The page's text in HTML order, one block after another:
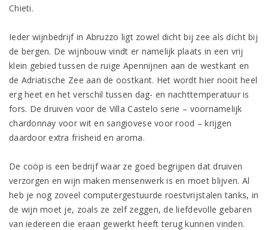
Chieti.
Ieder wijnbedrijf in Abruzzo ligt zowel dicht bij zee als dicht bij
de bergen. De wijnbouw vindt er namelijk plaats in een vrij
klein gebied tussen de ruige Apennijnen aan de westkant en
de Adriatische Zee aan de oostkant. Het wordt hier nooit heel
erg heet en het verschil tussen dag- en nachttemperatuur is
fors. De druiven voor de Villa Castelo serie – voornamelijk
chardonnay voor wit en sangiovese voor rood – krijgen
daardoor extra frisheid en aroma.
De coöp is een bedrijf waar ze goed begrijpen dat druiven
verzorgen en wijn maken mensenwerk is en moet blijven. Al
heb je nog zoveel computergestuurde roestvrijstalen tanks, in
de wijn moet je, zoals ze zelf zeggen, de liefdevolle gebaren
van iedereen die eraan gewerkt heeft terug kunnen vinden.